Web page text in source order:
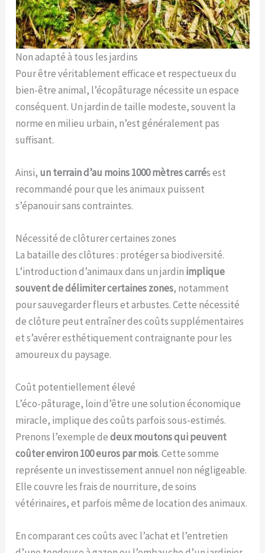
Non adapté à tous les jardins
Pour être véritablement efficace et respectueux du
bien-être animal, l’écopâturage nécessite un espace
conséquent. Un jardin de taille modeste, souvent la
norme en milieu urbain, n’est généralement pas
suffisant.
Ainsi, un terrain d’au moins 1000 mètres carrés est
recommandé pour que les animaux puissent
s’épanouir sans contraintes.
Nécessité de clôturer certaines zones
La bataille des clôtures : protéger sa biodiversité.
L’introduction d’animaux dans un jardin implique
souvent de délimiter certaines zones, notamment
pour sauvegarder fleurs et arbustes. Cette nécessité
de clôture peut entraîner des coûts supplémentaires
et s’avérer esthétiquement contraignante pour les
amoureux du paysage.
Coût potentiellement élevé
L’éco-pâturage, loin d’être une solution économique
miracle, implique des coûts parfois sous-estimés.
Prenons l’exemple dedeux moutons qui peuvent
coûter environ 100 euros par mois. Cette somme
représente un investissement annuel non négligeable.
Elle couvre les frais de nourriture, de soins
vétérinaires, et parfois même de location des animaux.
En comparant ces coûts avec l’achat et l’entretien